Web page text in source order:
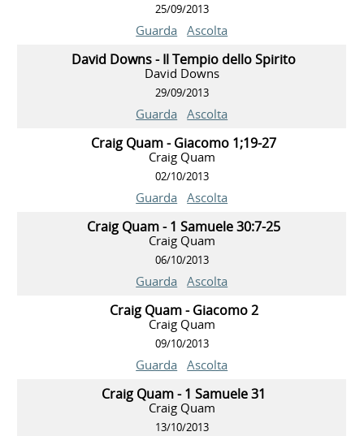
25/09/2013
Guarda Ascolta
David Downs - Il Tempio dello Spirito
David Downs
29/09/2013
Guarda Ascolta
Craig Quam - Giacomo 1;19-27
Craig Quam
02/10/2013
Guarda Ascolta
Craig Quam - 1 Samuele 30:7-25
Craig Quam
06/10/2013
Guarda Ascolta
Craig Quam - Giacomo 2
Craig Quam
09/10/2013
Guarda Ascolta
Craig Quam - 1 Samuele 31
Craig Quam
13/10/2013